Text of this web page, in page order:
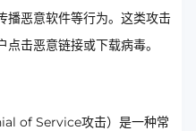
播恶意软件等行为。这类攻击
击恶意链接或下载病毒。
of Service攻击）是一种常